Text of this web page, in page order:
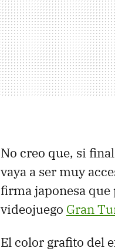
No creo que, si
vaya a ser muy
firma japonesa que
videojuego Gran
El color grafito del